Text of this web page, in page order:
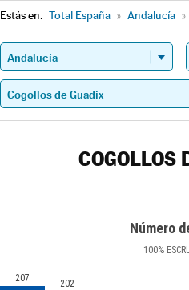
Estás en: Total España » Andalucía »
COGOLLOS
Número
100%
207 202